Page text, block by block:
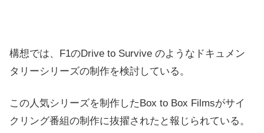
構想では、F1のDrive to Survive のようなドキュメン
タリーシリーズの制作を検討している。
この人気シリーズを制作したBox to Box Filmsがサイ
クリング番組の制作に抜擢されたと報じられている。